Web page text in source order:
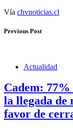
Vía chvnoticias.cl
Previous Post
Actualidad
Cadem:
la llegada de
favor de